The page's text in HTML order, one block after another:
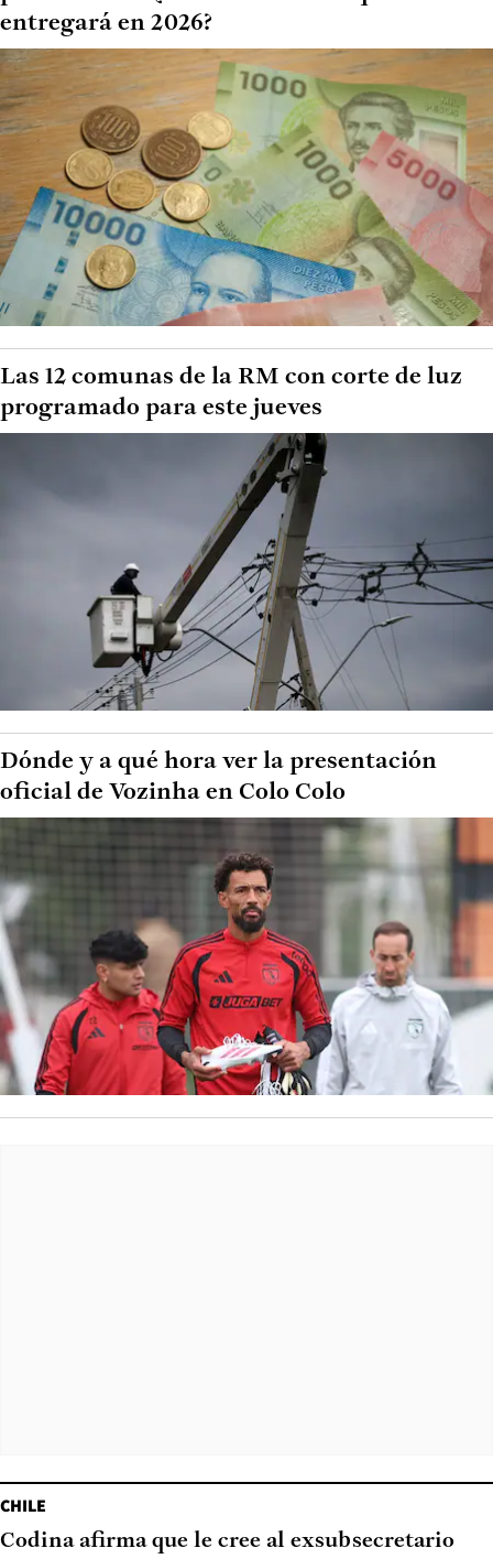
entregará en 2026?
Las 12 comunas de la RM con corte de luz
programado para este jueves
Dónde y a qué hora ver la presentación
oficial de Vozinha en Colo Colo
CHILE
Codina afirma que le cree al exsubsecretario